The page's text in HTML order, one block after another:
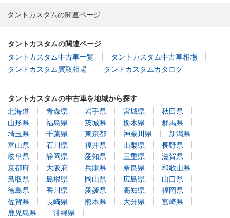
タントカスタムの関連ページ
タントカスタムの関連ページ
タントカスタム中古車一覧
タントカスタム中古車相場
タントカスタム買取相場
タントカスタムカタログ
タントカスタムの中古車を地域から探す
北海道
青森県 岩手県 宮城県
秋田県
山形県
福島県 茨城県 栃木県
群馬県
埼玉県
千葉県 東京都 神奈川県
新潟県
富山県
石川県 福井県 山梨県
長野県
岐阜県
静岡県 愛知県 三重県
滋賀県
京都府
大阪府 兵庫県 奈良県
和歌山県
鳥取県
島根県 岡山県 広島県
山口県
徳島県
香川県 愛媛県 高知県
福岡県
佐賀県
長崎県 熊本県 大分県
宮崎県
鹿児島県
沖縄県